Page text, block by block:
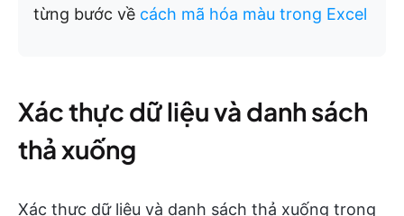
từng bước về cách mã hóa màu trong Excel
Xác thực dữ liệu và danh sách
thả xuống
Xác thực dữ liệu và danh sách thả xuống trong